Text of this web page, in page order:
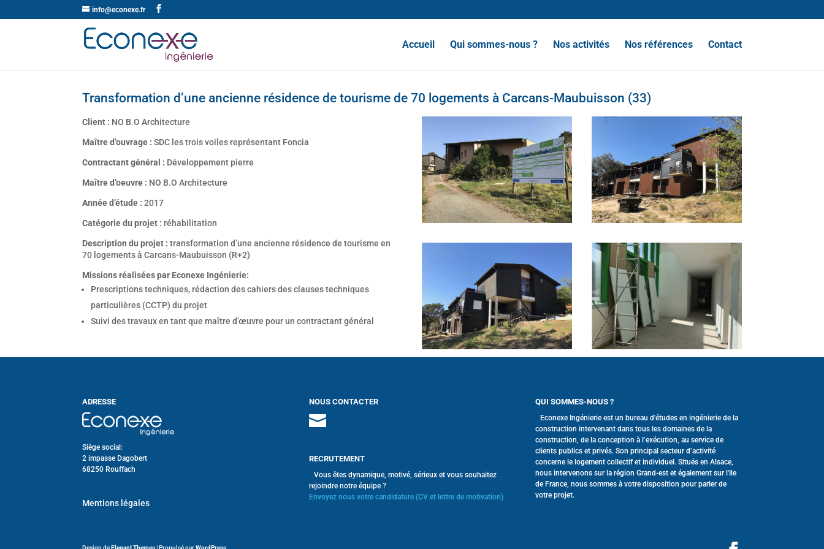
info@econexe.fr
Accueil Qui sommes-nous ? Nos activités Nos références Contact
Transformation d’une ancienne résidence de tourisme de 70 logements à Carcans-Maubuisson (33)
Client : NO B.O Architecture
Maître d’ouvrage :SDC les trois voiles représentant Foncia
Contractant général : Développement pierre
Maître d’oeuvre : NO B.O Architecture
Année d’étude : 2017
Catégorie du projet : réhabilitation
Description du projet :transformation d’une ancienne résidence de tourisme en
70 logements à Carcans-Maubuisson (R+2)
Missions réalisées par Econexe Ingénierie:
Prescriptions techniques, rédaction des cahiers des clauses techniques
particulières (CCTP) du projet
Suivi des travaux en tant que maître d’œuvre pour un contractant général
ADRESSE
Siège social:
2 impasse Dagobert
68250 Rouffach
Mentions légales
NOUS CONTACTER
RECRUTEMENT
Vous êtes dynamique, motivé, sérieux et vous souhaitez
rejoindre notre équipe ?
Envoyez nous votre candidature (CV et lettre de motivation)
QUI SOMMES-NOUS ?
Econexe Ingénierie est un bureau d'études en ingénierie de la
construction intervenant dans tous les domaines de la
construction, de la conception à l’exécution, au service de
clients publics et privés. Son principal secteur d’activité
concerne le logement collectif et individuel. Situés en Alsace,
nous intervenons sur la région Grand-est et également sur l'Ile
de France, nous sommes à votre disposition pour parler de
votre projet.
Design deElegant Themes| Propulsé parWordPress